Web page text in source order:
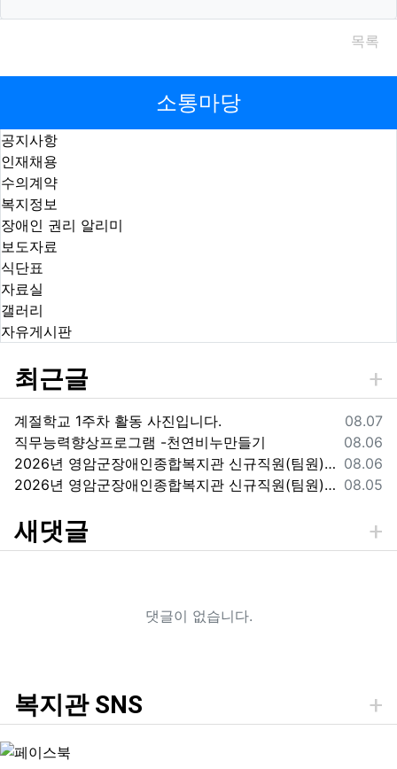
목록
소통마당
공지사항
인재채용
수의계약
복지정보
장애인 권리 알리미
보도자료
식단표
자료실
갤러리
자유게시판
최근글
등록일
08.07
계절학교 1주차 활동 사진입니다.
등록일
08.06
직무능력향상프로그램 -천연비누만들기
등록일
08.06
2026년 영암군장애인종합복지관 신규직원(팀원) 채용 재공고
등록일
08.05
2026년 영암군장애인종합복지관 신규직원(팀원) 채용 재공고 결과
새댓글
댓글이 없습니다.
복지관 SNS